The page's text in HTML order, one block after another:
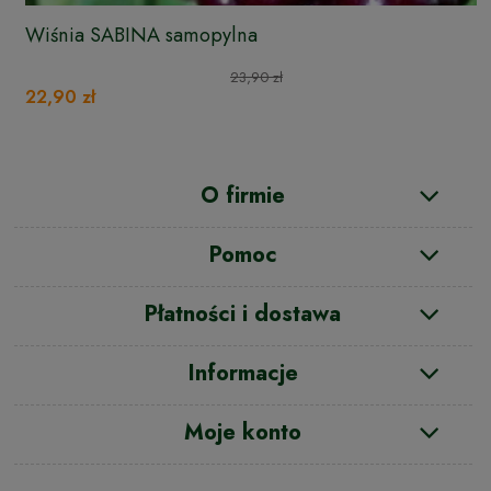
Wiśnia SABINA samopylna
23,90 zł
22,90 zł
O firmie
Pomoc
Płatności i dostawa
Informacje
Moje konto